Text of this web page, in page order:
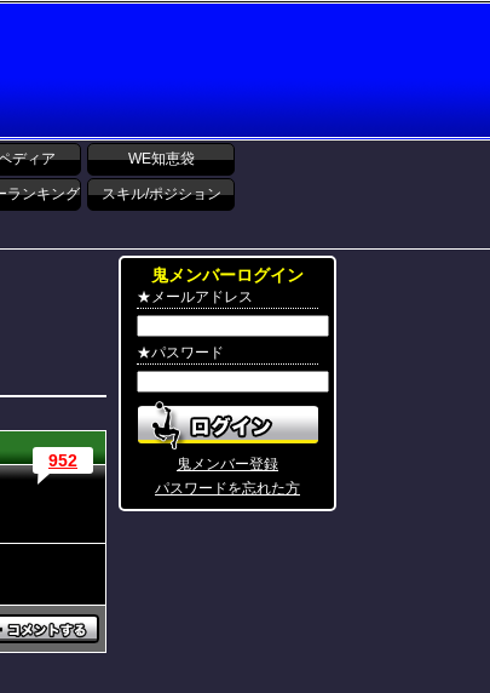
ディア WE知恵袋
ランキング スキル/ポジション
952
鬼メンバーログイン
★メールアドレス
★パスワード
鬼メンバー登録
パスワードを忘れた方